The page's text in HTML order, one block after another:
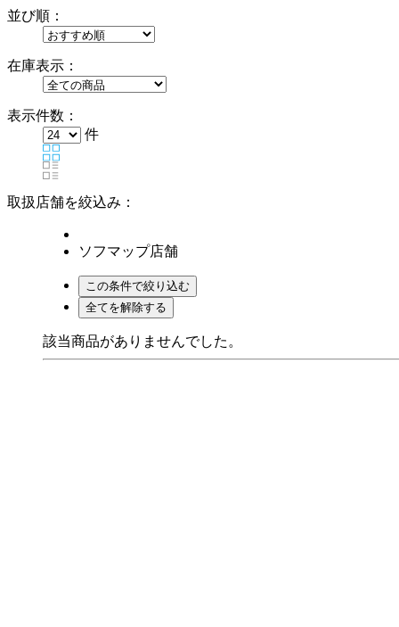
並び順：
在庫表示：
表示件数：
件
取扱店舗を絞込み：
ソフマップ店舗
該当商品がありませんでした。